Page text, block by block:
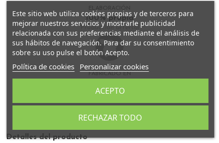
ELABORACIÓN
100% propia
Producción artersal
FABRICADO EN
Todos nuestros tés se fabrican en Granada
Detalles del producto
Este sitio web utiliza cookies propias y de terceros para
mejorar nuestros servicios y mostrarle publicidad
relacionada con sus preferencias mediante el análisis de
sus hábitos de navegación. Para dar su consentimiento
sobre su uso pulse el botón Acepto.
Política de cookies Personalizar cookies
RECHAZAR TODO
ACEPTO